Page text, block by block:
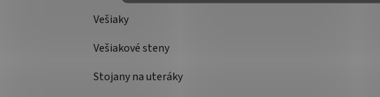
Vešiaky
Vešiakové steny
Stojany na uteráky